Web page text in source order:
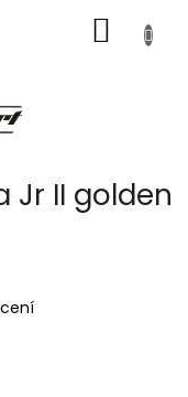
KOŠÍK
Jr II golden